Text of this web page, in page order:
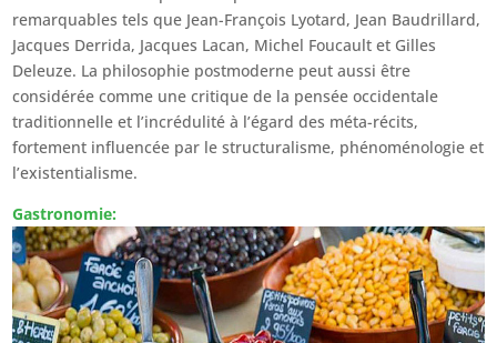
remarquables tels que Jean-François Lyotard, Jean Baudrillard,
Jacques Derrida, Jacques Lacan, Michel Foucault et Gilles
Deleuze. La philosophie postmoderne peut aussi être
considérée comme une critique de la pensée occidentale
traditionnelle et l’incrédulité à l’égard des méta-récits,
fortement influencée par le structuralisme, phénoménologie et
l’existentialisme.
Gastronomie: